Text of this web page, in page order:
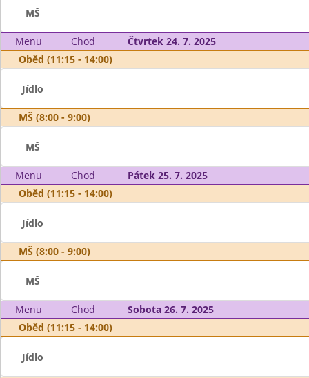
MŠ
Menu Chod
Čtvrtek 24. 7. 2025
Oběd (11:15 - 14:00)
Jídlo
MŠ (8:00 - 9:00)
MŠ
Menu Chod
Pátek 25. 7. 2025
Oběd (11:15 - 14:00)
Jídlo
MŠ (8:00 - 9:00)
MŠ
Menu Chod
Sobota 26. 7. 2025
Oběd (11:15 - 14:00)
Jídlo